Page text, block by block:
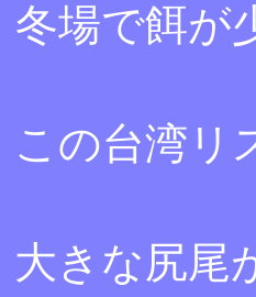
冬場で餌が
この台湾リ
大きな尻尾